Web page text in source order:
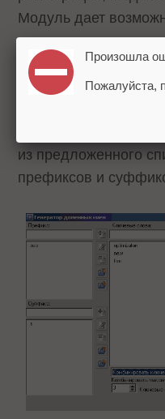
Модуль дает
нескольких
данный момент.
из предложенного
префиксов и
Произошла
Пожалуйста,